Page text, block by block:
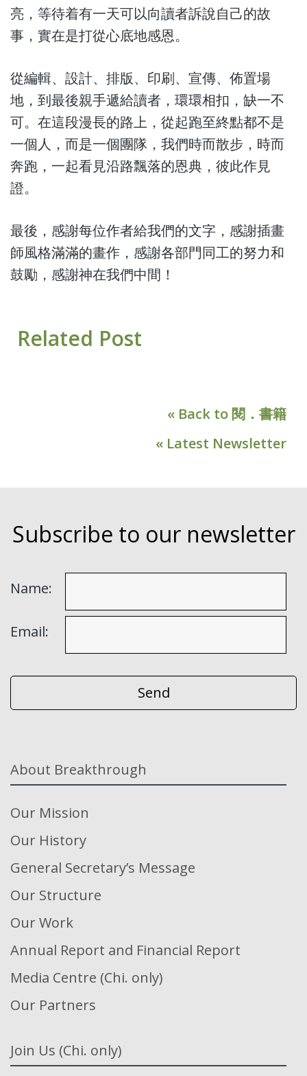
亮，等待着有一天可以向讀者訴說自己的故
事，實在是打從心底地感恩。
從編輯、設計、排版、印刷、宣傳、佈置場
地，到最後親手遞給讀者，環環相扣，缺一不
可。在這段漫長的路上，從起跑至終點都不是
一個人，而是一個團隊，我們時而散步，時而
奔跑，一起看見沿路飄落的恩典，彼此作見
證。
最後，感謝每位作者給我們的文字，感謝插畫
師風格滿滿的畫作，感謝各部門同工的努力和
鼓勵，感謝神在我們中間！
Related Post
« Back to 閱．書籍
« Latest Newsletter
Subscribe to our newsletter
Name:
Email:
About Breakthrough
Our Mission
Our History
General Secretary’s Message
Our Structure
Our Work
Annual Report and Financial Report
Media Centre (Chi. only)
Our Partners
Join Us (Chi. only)